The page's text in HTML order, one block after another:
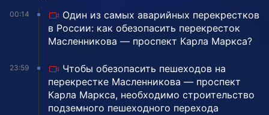
00:14
Один из самых аварийных перекрестков
в России: как обезопасить перекресток
Масленникова — проспект Карла Маркса?
23:59
Чтобы обезопасить пешеходов на
перекрестке Масленникова — проспект
Карла Маркса, необходимо строительство
подземного пешеходного перехода